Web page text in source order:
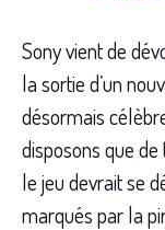
Sony vient de
la sortie d’un
désormais
disposons que de
le jeu devrait se
marqués par la